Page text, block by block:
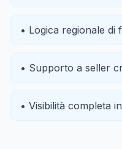
• Logica regionale di
• Supporto a seller
• Visibilità completa